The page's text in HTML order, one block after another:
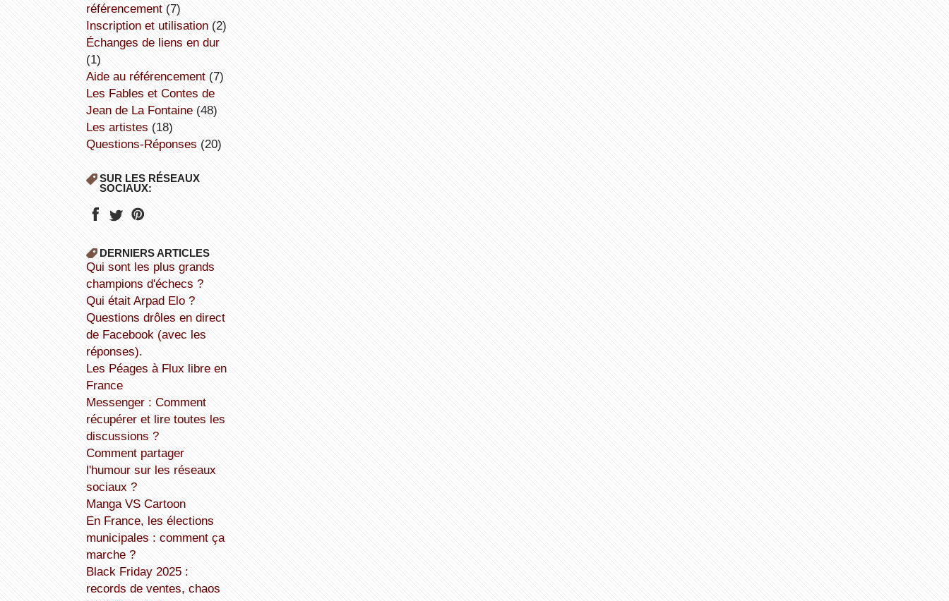
référencement(7)
inscription et utilisation(2)
échanges de liens en dur
(1)
aide au référencement(7)
Les Fables et Contes de
Jean de La Fontaine(48)
Les artistes (18)
Questions-Réponses (20)
SUR LES RÉSEAUX
SOCIAUX:
DERNIERS ARTICLES
Qui sont les plus grands
champions d'échecs ?
Qui était Arpad Elo ?
Questions drôles en direct
de Facebook (avec les
réponses).
Les Péages à Flux libre en
France
Messenger : Comment
récupérer et lire toutes les
discussions ?
Comment partager
l'humour sur les réseaux
sociaux ?
Manga VS Cartoon
En France, les élections
municipales : comment ça
marche ?
Black Friday 2025 :
records de ventes, chaos